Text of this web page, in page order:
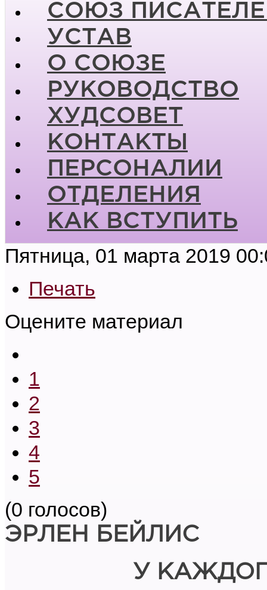
СОЮЗ
УСТАВ
О СОЮЗЕ
РУКОВОДСТВО
ХУДСОВЕТ
КОНТАКТЫ
ПЕРСОНАЛИИ
ОТДЕЛЕНИЯ
КАК ВСТУПИТЬ
Пятница, 01 марта 2019
Печать
Оцените материал
1
2
3
4
5
(0 голосов)
ЭРЛЕН БЕЙЛИС
У